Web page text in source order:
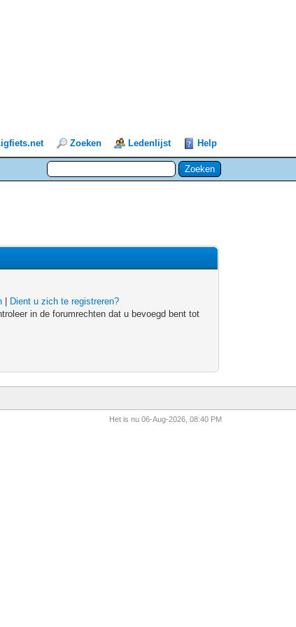
Zoeken Ledenlijst Help
Dient u zich te registreren?
in de forumrechten dat u bevoegd bent tot
Het is nu 06-Aug-2026, 08:40 PM